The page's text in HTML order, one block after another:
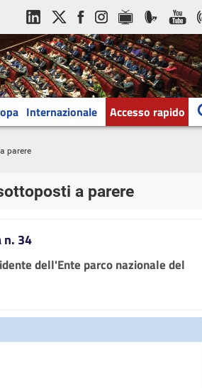
Internazionale Accesso rapido
parere
a parere
n. 34
dell'Ente parco nazionale del